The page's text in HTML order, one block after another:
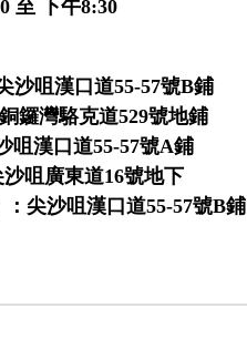
至 下午8:30
沙咀漢口道55-57號B鋪
鑼灣駱克道529號地鋪
咀漢口道55-57號A鋪
咀廣東道16號地下
尖沙咀漢口道55-57號B鋪